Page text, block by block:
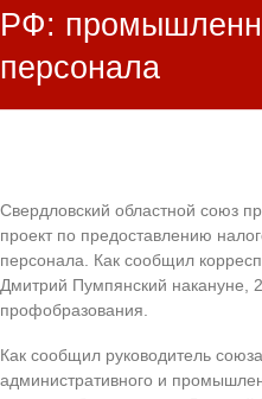
РФ:
персонала
Свердловский областной союз
проект по предоставлению
персонала. Как сообщил
Дмитрий Пумпянский накануне,
профобразования.
Как сообщил руководитель
административного и